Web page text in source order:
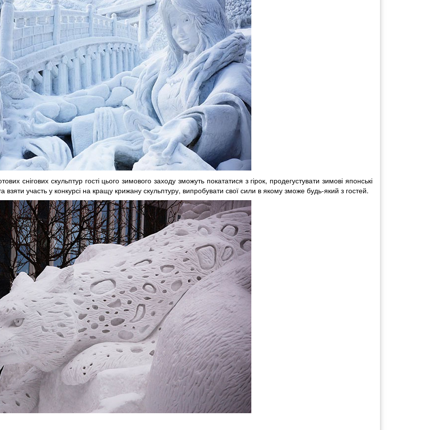
снігових скульптур гості цього зимового заходу зможуть покататися з гірок, продегустувати зимові японські
взяти участь у конкурсі на кращу крижану скульптуру, випробувати свої сили в якому зможе будь-який з гостей.